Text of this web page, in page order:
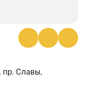
пр. Славы,